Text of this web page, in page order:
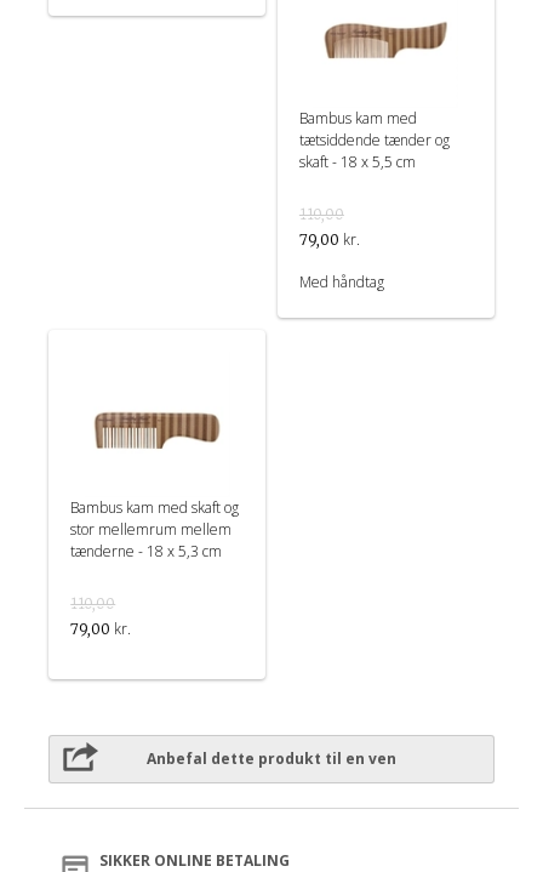
Bambus kam med
tætsiddende tænder og
skaft - 18 x 5,5 cm
110,00
79,00 kr.
Med håndtag
Bambus kam med skaft og
stor mellemrum mellem
tænderne - 18 x 5,3 cm
110,00
79,00 kr.
Anbefal dette produkt til en ven
SIKKER ONLINE BETALING